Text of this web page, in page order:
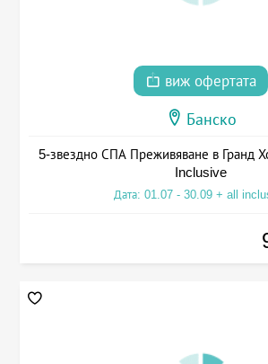
виж офертата
Банско
5-звездно СПА Преживяване в Гранд
Inclusive
Дата: 01.07 - 30.09 + all